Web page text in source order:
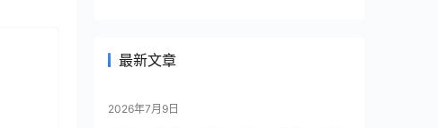
最新文章
2026年7月9日